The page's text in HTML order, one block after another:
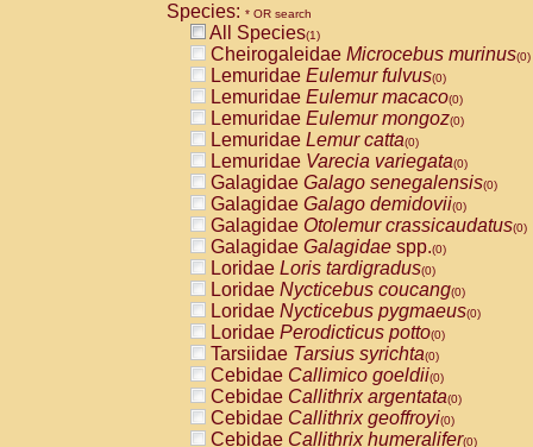
Species: * OR search
All Species(1)
Cheirogaleidae Microcebus murinus(0)
Lemuridae Eulemur fulvus(0)
Lemuridae Eulemur macaco(0)
Lemuridae Eulemur mongoz(0)
Lemuridae Lemur catta(0)
Lemuridae Varecia variegata(0)
Galagidae Galago senegalensis(0)
Galagidae Galago demidovii(0)
Galagidae Otolemur crassicaudatus(0)
Galagidae Galagidae spp.(0)
Loridae Loris tardigradus(0)
Loridae Nycticebus coucang(0)
Loridae Nycticebus pygmaeus(0)
Loridae Perodicticus potto(0)
Tarsiidae Tarsius syrichta(0)
Cebidae Callimico goeldii(0)
Cebidae Callithrix argentata(0)
Cebidae Callithrix geoffroyi(0)
Cebidae Callithrix humeralifer(0)